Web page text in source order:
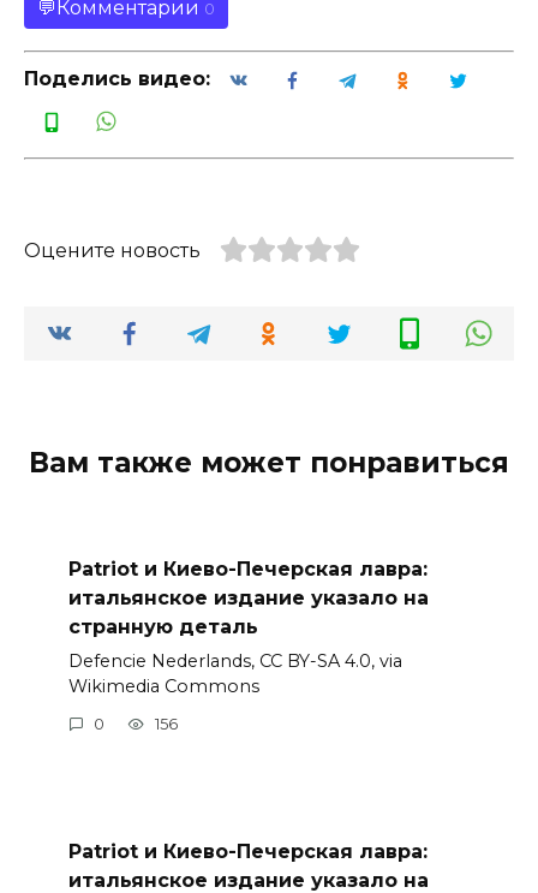
Комментарии 0
Поделись видео:
Оцените новость
Вам также может понравиться
Patriot и Киево-Печерская лавра:
итальянское издание указало на
странную деталь
Defencie Nederlands, CC BY-SA 4.0, via
Wikimedia Commons
0 156
Patriot и Киево-Печерская лавра:
итальянское издание указало на